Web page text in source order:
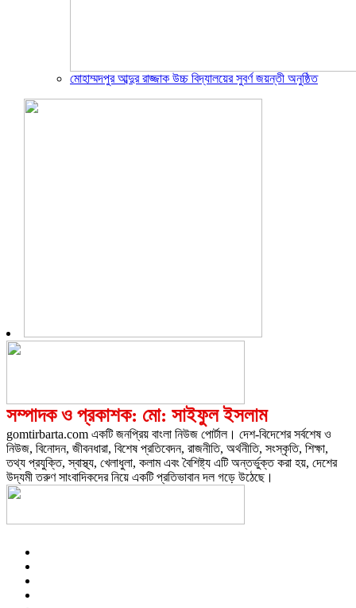
মোহাম্মদপুর আব্দুর রাজ্জাক উচ্চ বিদ্যালয়ের সুবর্ণ জয়ন্তী অনুষ্ঠিত
সম্পাদক ও প্রকাশক: মো: সাইফুল ইসলাম
gomtirbarta.com একটি জনপ্রিয় বাংলা নিউজ পোর্টাল। দেশ-বিদেশের সর্বশেষ ও
নিউজ, বিনোদন, জীবনধারা, বিশেষ প্রতিবেদন, রাজনীতি, অর্থনীতি, সংস্কৃতি, শিক্ষা,
তথ্য প্রযুক্তি, স্বাস্থ্য, খেলাধুলা, কলাম এবং বৈশিষ্ট্য এটি অন্তর্ভুক্ত করা হয়, দেশের
উদ্যমী তরুণ সাংবাদিকদের নিয়ে একটি প্রতিভাবান দল গড়ে উঠেছে।